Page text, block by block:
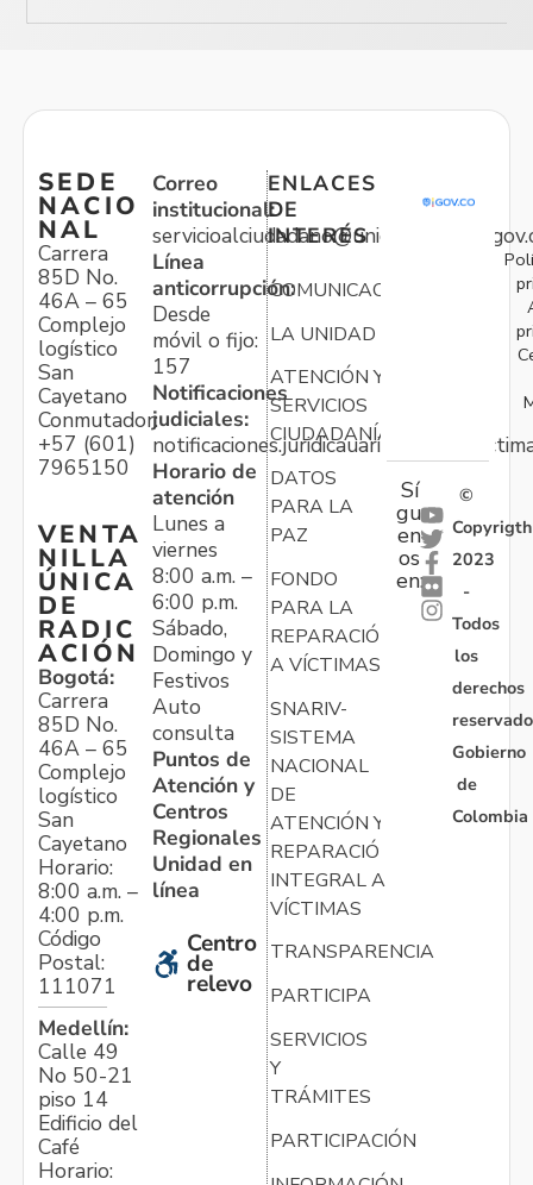
SEDE
NACIO
NAL
Carrera
85D No.
46A – 65
Complejo
logístico
San
Cayetano
Conmutador:
+57 (601)
7965150
VENTA
NILLA
ÚNICA
DE
RADIC
ACIÓN
Bogotá:
Carrera
85D No.
46A – 65
Complejo
logístico
San
Cayetano
Horario:
8:00 a.m. –
4:00 p.m.
Código
Postal:
111071
Medellín:
Calle 49
No 50-21
piso 14
Edificio del
Café
Horario:
Correo
institucional:
Línea
anticorrupción:
Desde
móvil o fijo:
157
Notificaciones
judiciales:
Horario de
atención
Lunes a
viernes
8:00 a.m. –
6:00 p.m.
Sábado,
Domingo y
Festivos
Auto
consulta
Puntos de
Atención y
Centros
Regionales
Unidad en
línea
Centro
de
relevo
ENLACES
DE
INTERÉS
COMUNICACIONES
LA UNIDAD
ATENCIÓN Y
SERVICIOS
CIUDADANÍA
DATOS
PARA LA
PAZ
FONDO
PARA LA
REPARACIÓN
A VÍCTIMAS
SNARIV-
SISTEMA
NACIONAL
DE
ATENCIÓN Y
REPARACIÓN
INTEGRAL A
VÍCTIMAS
TRANSPARENCIA
PARTICIPA
SERVICIOS
Y
TRÁMITES
PARTICIPACIÓN
Sí
gu
en
os
en:
©
Copyrigth
2023
-
Todos
los
derechos
Gobierno
de
Colombia